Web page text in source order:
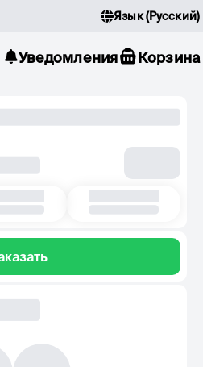
Язык(Русский)
Уведомления Корзина